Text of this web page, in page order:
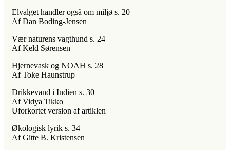
Elvalget handler også om miljø s. 20
Af Dan Boding-Jensen
Vær naturens vagthund s. 24
Af Keld Sørensen
Hjernevask og NOAH s. 28
Af Toke Haunstrup
Drikkevand i Indien s. 30
Af Vidya Tikko
Uforkortet version af artiklen
Økologisk lyrik s. 34
Af Gitte B. Kristensen